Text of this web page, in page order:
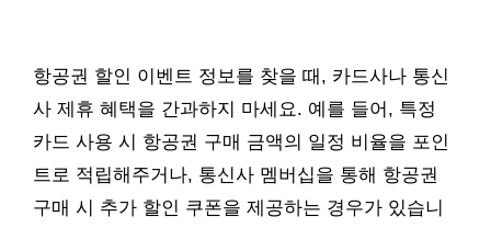
항공권 할인 이벤트 정보를 찾을 때, 카드사나 통신
사 제휴 혜택을 간과하지 마세요. 예를 들어, 특정
카드 사용 시 항공권 구매 금액의 일정 비율을 포인
트로 적립해주거나, 통신사 멤버십을 통해 항공권
구매 시 추가 할인 쿠폰을 제공하는 경우가 있습니